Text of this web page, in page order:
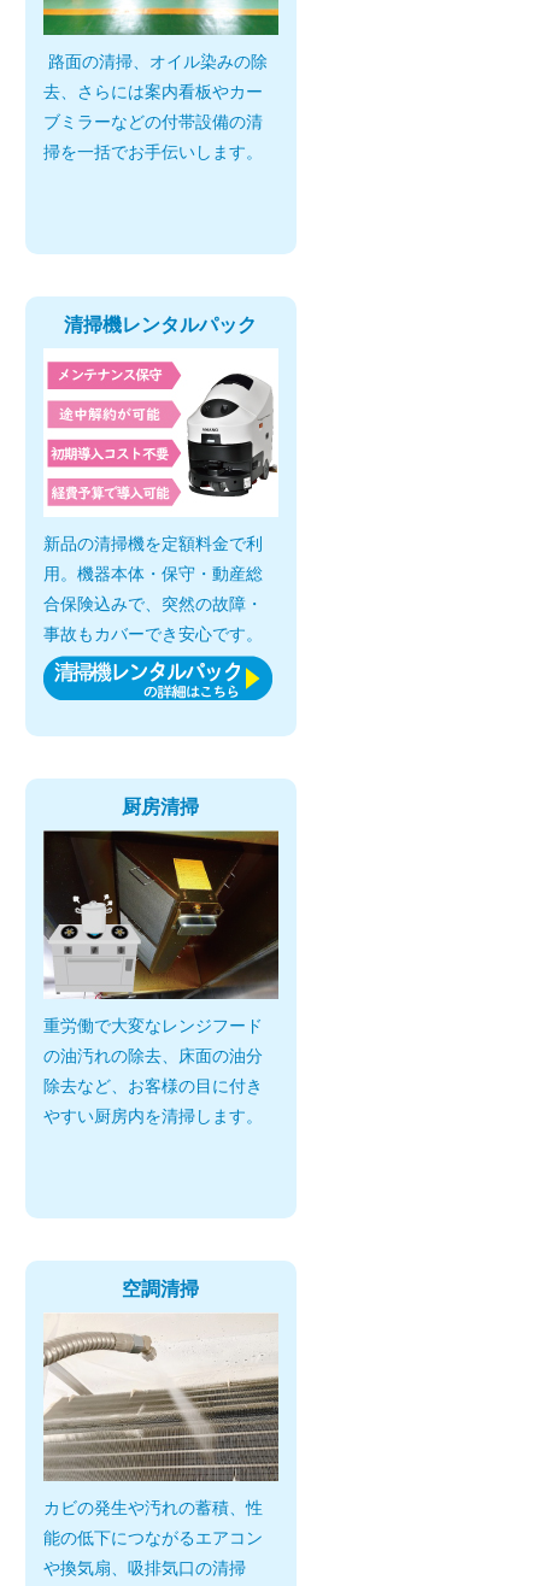
路面の清掃、オイル染みの除
去、さらには案内看板やカー
ブミラーなどの付帯設備の清
掃を一括でお手伝いします。
清掃機レンタルパック
新品の清掃機を定額料金で利
用。機器本体・保守・動産総
合保険込みで、突然の故障・
事故もカバーでき安心です。
厨房清掃
重労働で大変なレンジフード
の油汚れの除去、床面の油分
除去など、お客様の目に付き
やすい厨房内を清掃します。
空調清掃
カビの発生や汚れの蓄積、性
能の低下につながるエアコン
や換気扇、吸排気口の清掃